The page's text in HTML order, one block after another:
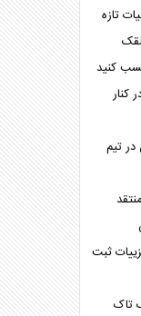
تازه
کنید
۳۰ ساله در کنار
تیم
ثبت
تاک